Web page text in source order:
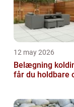
12 may 2026
Belægning kolding
får du holdbare